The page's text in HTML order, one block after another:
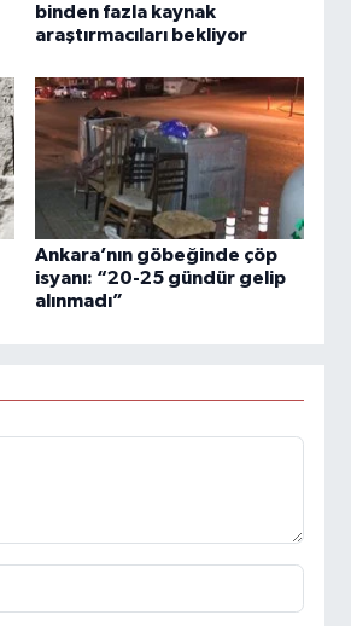
binden fazla kaynak
araştırmacıları bekliyor
Ankara’nın göbeğinde çöp
isyanı: “20-25 gündür gelip
alınmadı”